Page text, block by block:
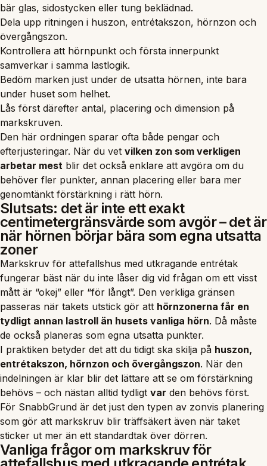
bär glas, sidostycken eller tung beklädnad.
Dela upp ritningen i huszon, entrétakszon, hörnzon och
övergångszon.
Kontrollera att hörnpunkt och första innerpunkt
samverkar i samma lastlogik.
Bedöm marken just under de utsatta hörnen, inte bara
under huset som helhet.
Lås först därefter antal, placering och dimension på
markskruven.
Den här ordningen sparar ofta både pengar och
efterjusteringar. När du vet vilken zon som verkligen
arbetar mest blir det också enklare att avgöra om du
behöver fler punkter, annan placering eller bara mer
genomtänkt förstärkning i rätt hörn.
Slutsats: det är inte ett exakt
centimetergränsvärde som avgör – det är
när hörnen börjar bära som egna utsatta
zoner
Markskruv för attefallshus med utkragande entrétak
fungerar bäst när du inte låser dig vid frågan om ett visst
mått är “okej” eller “för långt”. Den verkliga gränsen
passeras när takets utstick gör att hörnzonerna får en
tydligt annan lastroll än husets vanliga hörn. Då måste
de också planeras som egna utsatta punkter.
I praktiken betyder det att du tidigt ska skilja på huszon,
entrétakszon, hörnzon och övergångszon. När den
indelningen är klar blir det lättare att se om förstärkning
behövs – och nästan alltid tydligt var den behövs först.
För SnabbGrund är det just den typen av zonvis planering
som gör att markskruv blir träffsäkert även när taket
sticker ut mer än ett standardtak över dörren.
Vanliga frågor om markskruv för